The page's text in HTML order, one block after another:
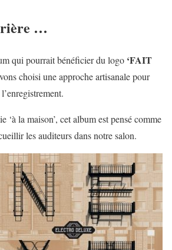
…
qui pourrait bénéficier du logo ‘FAIT
choisi une approche artisanale pour
‘à la maison’, cet album est pensé comme
les auditeurs dans notre salon.